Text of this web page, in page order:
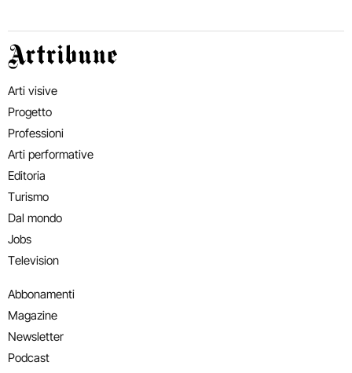
Artribune
Arti visive
Progetto
Professioni
Arti performative
Editoria
Turismo
Dal mondo
Jobs
Television
Abbonamenti
Magazine
Newsletter
Podcast